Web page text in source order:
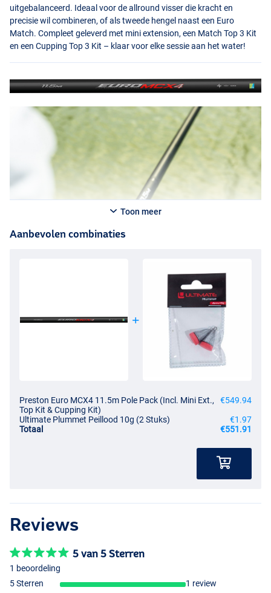
uitgebalanceerd. Ideaal voor de allround visser die kracht en
precisie wil combineren, of als tweede hengel naast een Euro
Match. Compleet geleverd met mini extension, een Match Top 3 Kit
en een Cupping Top 3 Kit – klaar voor elke sessie aan het water!
Toon meer
Aanbevolen combinaties
Preston Euro MCX4 11.5m Pole Pack (Incl. Mini Ext.,
Top Kit & Cupping Kit)
€549.94
Ultimate Plummet Peillood 10g (2 Stuks)
€1.97
Totaal
€551.91
Reviews
5 van 5 Sterren
1 beoordeling
5 Sterren
1 review